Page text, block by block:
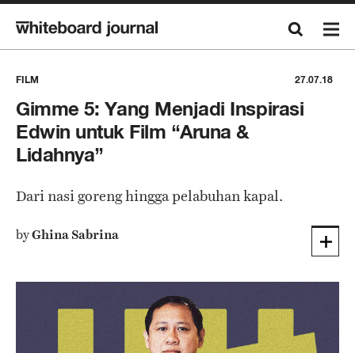
FILM 27.07.18
Gimme 5: Yang Menjadi Inspirasi
Edwin untuk Film “Aruna &
Lidahnya”
Dari nasi goreng hingga pelabuhan kapal.
byGhina Sabrina